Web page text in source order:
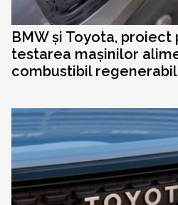
BMW și Toyota,
testarea mașinilor
combustibil regenerabil